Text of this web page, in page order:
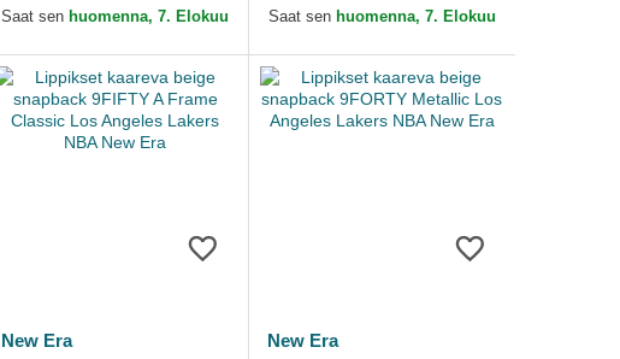
Lakers NBA New Era
Saat sen huomenna, 7. Elokuu
NBA New Era
Saat sen huomenna, 7. Elokuu
New Era
New Era